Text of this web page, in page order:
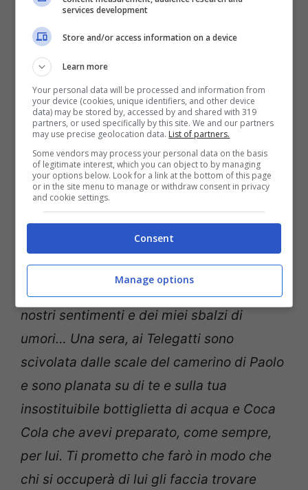
tanto gentile e disponibile, e da lei ricevevi
sempre belle parole”, ha scritto Nozzolino.
Messaggi anche da altri protagonisti di
Avanti un altro come Laura Cremaschi.
Anche Sonia Bruganelli ha ricordato il
sorriso dolce di Eliana con cui ha lavorato
a stretto contatto insieme al marito.
“E adesso…? Mi hai vista crescere e hai
visto e sentito tante tante cose che non
sempre erano piacevoli da vedere e
sentire ma ti sei sempre presa cura dei
nostri sentimenti e dei miei sbalzi di
umori… Una sera, ai Telegatti sono
scivolata dalle scale del camerino di Paolo
e sono planata su di te e sulla tua
insostituibile bottiglietta di acqua e Coca
Cola che avevi preparato, come sempre,
per lui. Ti prometto che farò in modo che
chi si occuperà di lui gli faccia trovare
services development
Store and/or access information on a device
Learn more
Your personal data will be processed and information from
your device (cookies, unique identifiers, and other device
data) may be stored by, accessed by and shared with 319
partners, or used specifically by this site. We and our partners
may use precise geolocation data. List of partners.
Some vendors may process your personal data on the basis
of legitimate interest, which you can object to by managing
your options below. Look for a link at the bottom of this page
or in the site menu to manage or withdraw consent in privacy
and cookie settings.
Consent
Manage options